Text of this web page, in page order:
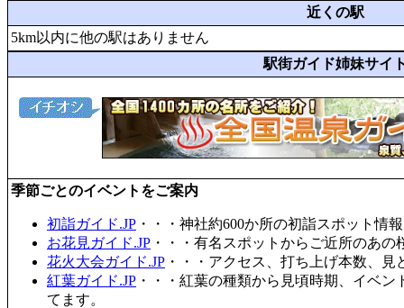
近くの駅
5km以内に他の駅はありません
駅街ガイド姉妹サイ
季節ごとのイベントをご案内
初詣ガイド.JP ・・・神社約600か所の初詣スポット情
お花見ガイド.JP ・・・有名スポットからご近所のあ
花火大会ガイド.JP ・・・アクセス、打ち上げ本数、
紅葉ガイド.JP ・・・紅葉の種類から見頃時期、イベ
てます。